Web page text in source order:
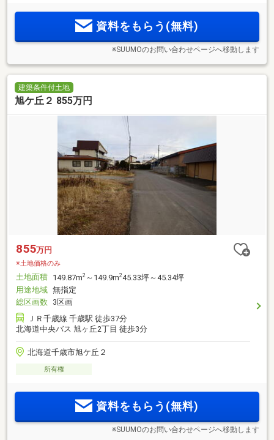
資料をもらう(無料)
※SUUMOのお問い合わせページへ移動します
建築条件付土地
旭ケ丘２ 855万円
855万円
※土地価格のみ
土地面積 149.87m2 ～149.9m245.33坪～45.34坪
用途地域 無指定
総区画数 3区画
ＪＲ千歳線 千歳駅 徒歩37分
北海道中央バス 旭ヶ丘2丁目 徒歩3分
北海道千歳市旭ケ丘２
所有権
資料をもらう(無料)
※SUUMOのお問い合わせページへ移動します